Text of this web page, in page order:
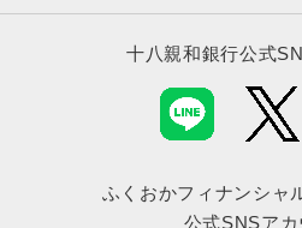
十八親和銀行公式
ふくおかフィナンシャ
公式SNSアカ